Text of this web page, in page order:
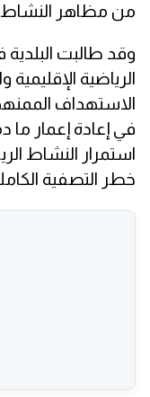
من مظاهر النشاط
وقد طالبت البلدية
الرياضية الإقليمية
الاستهداف
في إعادة إعمار ما
استمرار النشاط
خطر التصفية